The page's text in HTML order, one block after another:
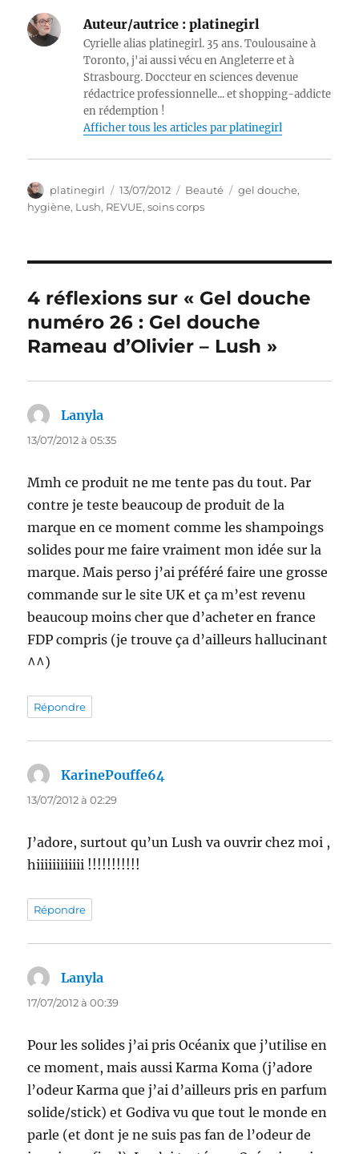
Auteur/autrice : platinegirl
Cyrielle alias platinegirl. 35 ans. Toulousaine à
Toronto, j'ai aussi vécu en Angleterre et à
Strasbourg. Doccteur en sciences devenue
rédactrice professionnelle... et shopping-addicte
en rédemption !
Afficher tous les articles par platinegirl
Auteur
platinegirl
Publié
le
13/07/2012 Catégories
Beauté Étiquettes
gel douche,
hygiène, Lush, REVUE,soins corps
4 réflexions sur « Gel douche
numéro 26 : Gel douche
Rameau d’Olivier – Lush »
Lanyla
13/07/2012 à 05:35
Mmh ce produit ne me tente pas du tout. Par
contre je teste beaucoup de produit de la
marque en ce moment comme les shampoings
solides pour me faire vraiment mon idée sur la
marque. Mais perso j’ai préféré faire une grosse
commande sur le site UK et ça m’est revenu
beaucoup moins cher que d’acheter en france
FDP compris (je trouve ça d’ailleurs hallucinant
^^)
Répondre
KarinePouffe64
13/07/2012 à 02:29
J’adore, surtout qu’un Lush va ouvrir chez moi ,
hiiiiiiiiiiii !!!!!!!!!!!
Répondre
Lanyla
17/07/2012 à 00:39
Pour les solides j’ai pris Océanix que j’utilise en
ce moment, mais aussi Karma Koma (j’adore
l’odeur Karma que j’ai d’ailleurs pris en parfum
solide/stick) et Godiva vu que tout le monde en
parle (et dont je ne suis pas fan de l’odeur de